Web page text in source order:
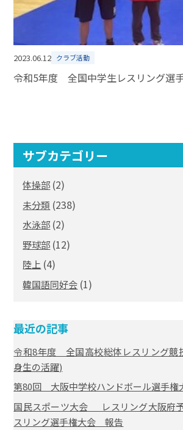
2023.06.12 クラブ活動
令和5年度 全国中学生レスリング選
サブカテゴリー
体操部 (2)
未分類 (238)
水泳部 (2)
野球部 (12)
陸上 (4)
韓国語同好会 (1)
最近の記事
令和8年度 全国高校総体レスリング競
身生の活躍)
第80回 大阪中学校ハンドボール選手
国民スポーツ大会 レスリング大阪府
スリング選手権大会 報告